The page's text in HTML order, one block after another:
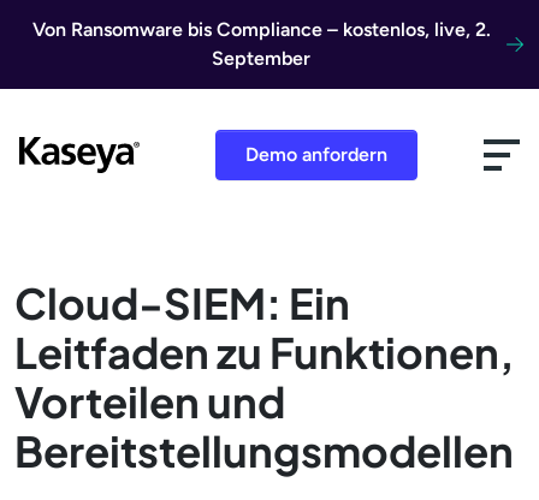
Von Ransomware bis Compliance – kostenlos, live, 2.
September
Demo anfordern
Cloud-SIEM: Ein
Leitfaden zu Funktionen,
Vorteilen und
Bereitstellungsmodellen